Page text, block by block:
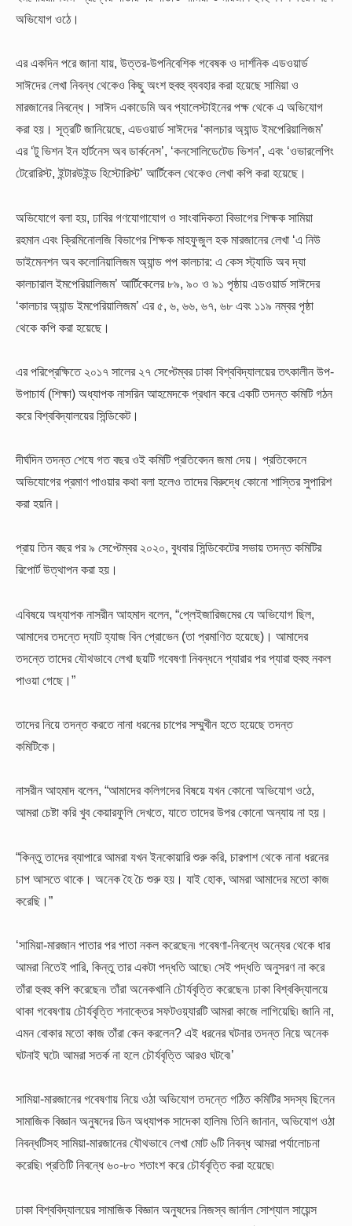
অভিযোগ ওঠে।
এর একদিন পরে জানা যায়, উত্তর-উপনিবেশিক গবেষক ও দার্শনিক এডওয়ার্ড
সাঈদের লেখা নিবন্ধ থেকেও কিছু অংশ হুবহু ব্যবহার করা হয়েছে সামিয়া ও
মারজানের নিবন্ধে। সাঈদ একাডেমি অব প্যালেস্টাইনের পক্ষ থেকে এ অভিযোগ
করা হয়। সূত্রটি জানিয়েছে, এডওয়ার্ড সাঈদের ‘কালচার অ্যান্ড ইমপেরিয়ালিজম’
এর ‘টু ভিশন ইন হার্টনেস অব ডার্কনেস’, ‘কনসোলিডেটেড ভিশন’, এবং ‘ওভারলেপিং
টেরোরিস্ট, ইন্টারউইন্ড হিস্টোরিস্ট’ আর্টিকেল থেকেও লেখা কপি করা হয়েছে।
অভিযোগে বলা হয়, ঢাবির গণযোগাযোগ ও সাংবাদিকতা বিভাগের শিক্ষক সামিয়া
রহমান এবং ক্রিমিনোলজি বিভাগের শিক্ষক মাহফুজুল হক মারজানের লেখা ‘এ নিউ
ডাইমেনশন অব কলোনিয়ালিজম অ্যান্ড পপ কালচার: এ কেস স্ট্যাডি অব দ্যা
কালচারাল ইমপেরিয়ালিজম’ আর্টিকেলের ৮৯, ৯০ ও ৯১ পৃষ্ঠায় এডওয়ার্ড সাঈদের
‘কালচার অ্যান্ড ইমপেরিয়ালিজম’ এর ৫, ৬, ৬৬, ৬৭, ৬৮ এবং ১১৯ নম্বর পৃষ্ঠা
থেকে কপি করা হয়েছে।
এর পরিপ্রেক্ষিতে ২০১৭ সালের ২৭ সেপ্টেম্বর ঢাকা বিশ্ববিদ্যালয়ের তৎকালীন উপ-
উপাচার্য (শিক্ষা) অধ্যাপক নাসরিন আহমেদকে প্রধান করে একটি তদন্ত কমিটি গঠন
করে বিশ্ববিদ্যালয়ের সিন্ডিকেট।
দীর্ঘদিন তদন্ত শেষে গত বছর ওই কমিটি প্রতিবেদন জমা দেয়। প্রতিবেদনে
অভিযোগের প্রমাণ পাওয়ার কথা বলা হলেও তাদের বিরুদ্ধে কোনো শাস্তির সুপারিশ
করা হয়নি।
প্রায় তিন বছর পর ৯ সেপ্টেম্বর ২০২০, বুধবার সিন্ডিকেটের সভায় তদন্ত কমিটির
রিপোর্ট উত্থাপন করা হয়।
এবিষয়ে অধ্যাপক নাসরীন আহমাদ বলেন, “প্লেইজারিজমের যে অভিযোগ ছিল,
আমাদের তদন্তে দ্যাট হ্যাজ বিন প্রোভেন (তা প্রমাণিত হয়েছে)। আমাদের
তদন্তে তাদের যৌথভাবে লেখা ছয়টি গবেষণা নিবন্ধনে প্যারার পর প্যারা হুবহু নকল
পাওয়া গেছে।”
তাদের নিয়ে তদন্ত করতে নানা ধরনের চাপের সম্মুখীন হতে হয়েছে তদন্ত
কমিটিকে।
নাসরীন আহমাদ বলেন, “আমাদের কলিগদের বিষয়ে যখন কোনো অভিযোগ ওঠে,
আমরা চেষ্টা করি খুব কেয়ারফুলি দেখতে, যাতে তাদের উপর কোনো অন্যায় না হয়।
“কিন্তু তাদের ব্যাপারে আমরা যখন ইনকোয়ারি শুরু করি, চারপাশ থেকে নানা ধরনের
চাপ আসতে থাকে। অনেক হৈ চৈ শুরু হয়। যাই হোক, আমরা আমাদের মতো কাজ
করেছি।”
‘সামিয়া-মারজান পাতার পর পাতা নকল করেছেন৷ গবেষণা-নিবন্ধে অন্যের থেকে ধার
আমরা নিতেই পারি, কিন্তু তার একটা পদ্ধতি আছে৷ সেই পদ্ধতি অনুসরণ না করে
তাঁরা হুবহু কপি করেছেন৷ তাঁরা অনেকখানি চৌর্যবৃত্তি করেছেন৷ ঢাকা বিশ্ববিদ্যালয়ে
থাকা গবেষণায় চৌর্যবৃত্তি শনাক্তের সফটওয়্যারটি আমরা কাজে লাগিয়েছি৷ জানি না,
এমন বোকার মতো কাজ তাঁরা কেন করলেন? এই ধরনের ঘটনার তদন্ত নিয়ে অনেক
ঘটনাই ঘটে৷ আমরা সতর্ক না হলে চৌর্যবৃত্তি আরও ঘটবে৷’
সামিয়া-মারজানের গবেষণায় নিয়ে ওঠা অভিযোগ তদন্তে গঠিত কমিটির সদস্য ছিলেন
সামাজিক বিজ্ঞান অনুষদের ডিন অধ্যাপক সাদেকা হালিম৷ তিনি জানান, অভিযোগ ওঠা
নিবন্ধটিসহ সামিয়া-মারজানের যৌথভাবে লেখা মোট ৬টি নিবন্ধ আমরা পর্যালোচনা
করেছি৷ প্রতিটি নিবন্ধে ৬০-৮০ শতাংশ করে চৌর্যবৃত্তি করা হয়েছে৷
ঢাকা বিশ্ববিদ্যালয়ের সামাজিক বিজ্ঞান অনুষদের নিজস্ব জার্নাল সোশ্যাল সায়েন্স